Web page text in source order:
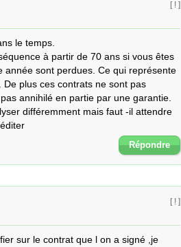
[ ! ]
le temps.
à partir de 70 ans si vous êtes
sont perdues. Ce qui représente
plus ces contrats ne sont pas
annihilé en partie par une garantie.
différemment mais faut -il attendre
Répondre
[ ! ]
sur le contrat que l on a signé ,je